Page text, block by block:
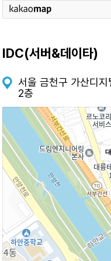
IDC(서버&데이타)
서울 금천구 가산디
2층